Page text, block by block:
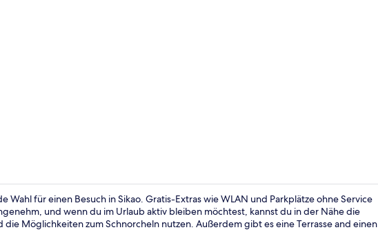
Wahl für einen Besuch in Sikao. Gratis-Extras wie WLAN und Parkplätze ohne Service
und wenn du im Urlaub aktiv bleiben möchtest, kannst du in der Nähe die
Möglichkeiten zum Schnorcheln nutzen. Außerdem gibt es eine Terrasse and einen